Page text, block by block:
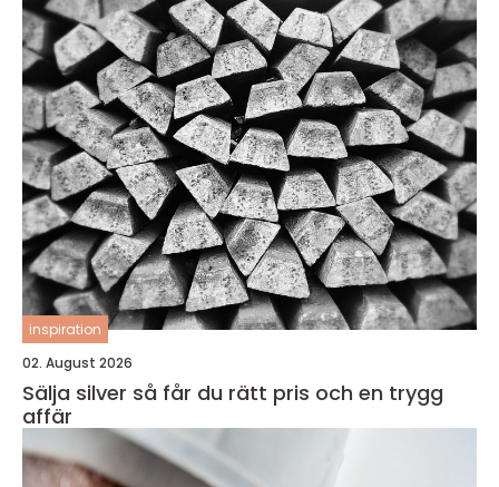
inspiration
02. August 2026
Sälja silver så får du rätt pris och en trygg
affär